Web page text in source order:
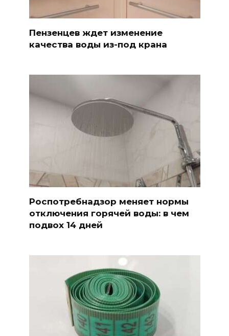
Пензенцев ждет изменение
качества воды из-под крана
Роспотребнадзор меняет нормы
отключения горячей воды: в чем
подвох 14 дней